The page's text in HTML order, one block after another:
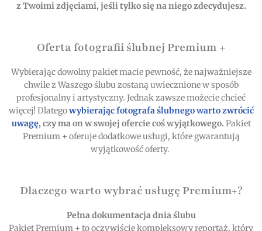
z Twoimi zdjęciami, jeśli tylko się na niego zdecydujesz.
Oferta fotografii ślubnej Premium +
Wybierając dowolny pakiet macie pewność, że najważniejsze
chwile z Waszego ślubu zostaną uwiecznione w sposób
profesjonalny i artystyczny. Jednak zawsze możecie chcieć
więcej! Dlategowybierając fotografa ślubnego warto zwrócić
uwagę, czy ma on w swojej ofercie coś wyjątkowego. Pakiet
Premium + oferuje dodatkowe usługi, które gwarantują
wyjątkowość oferty.
Dlaczego warto wybrać usługę Premium+?
Pełna dokumentacja dnia ślubu
Pakiet Premium + to oczywiście kompleksowy reportaż, który